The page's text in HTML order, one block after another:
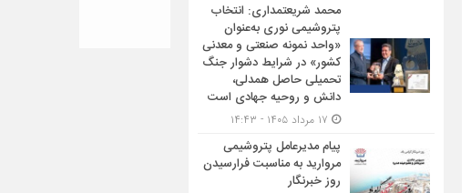
محمد شریعتمداری: انتخاب
پتروشیمی نوری به‌عنوان
«واحد نمونه صنعتی و معدنی
کشور» در شرایط دشوار جنگ
تحمیلی حاصل همدلی،
دانش و روحیه جهادی است
پیام مدیرعامل پتروشیمی
مروارید به مناسبت فرارسیدن
روز خبرنگار